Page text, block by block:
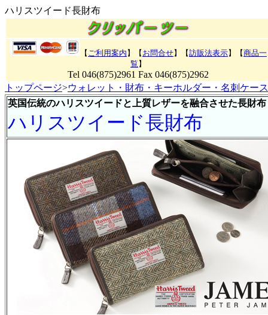
ハリスツイード長財布
【 ご利用案内 】【 お問合せ】【訪販法表示】 【商品一
覧 】
Tel 046(875)2961 Fax 046(875)2962
トップページ>ウォレット・財布・キーホルダー・名刺ケース
英国伝統のハリスツイードと上質レザーを融合させた長財布
ハリスツイード長財布